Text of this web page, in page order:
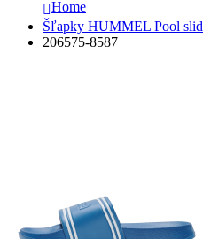
Home
Šľapky HUMMEL Pool
206575-8587